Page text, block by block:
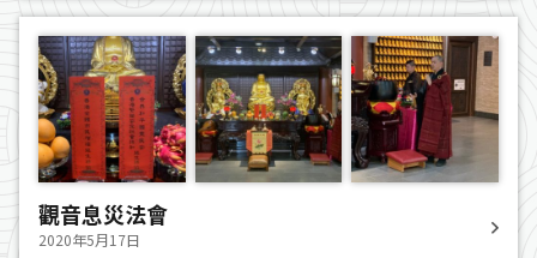
觀音息災法會
2020年5月17日